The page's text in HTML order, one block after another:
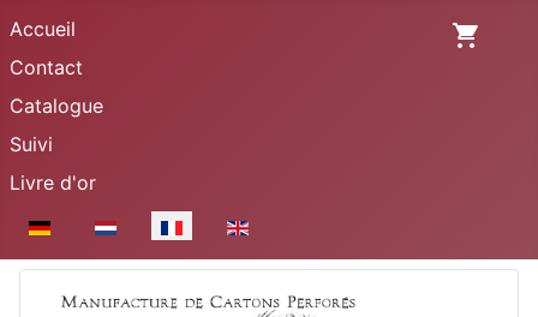
Accueil
Contact
Catalogue
Suivi
Livre d'or
Sélectionnez votre langue